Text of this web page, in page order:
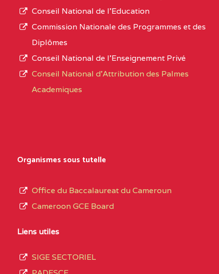
CENTRE
COLLEGE PANAFRICAIN
DE L'EXCELLENCE BP
CENTRE
COLLEGE PRIVE
CENTRE
COLLEGE PRIVE LAIC
SAINT MICHEL
CENTRE
L’offre
d’éducation
de
du
de
Conseil National de l’Education
Commission Nationale des Programmes et des
Diplômes
Conseil National de l’Enseignement Privé
Conseil National d'Attribution des Palmes
Academiques
Organismes sous tutelle
Office du Baccalaureat du Cameroun
Cameroon GCE Board
Liens utiles
SIGE SECTORIEL